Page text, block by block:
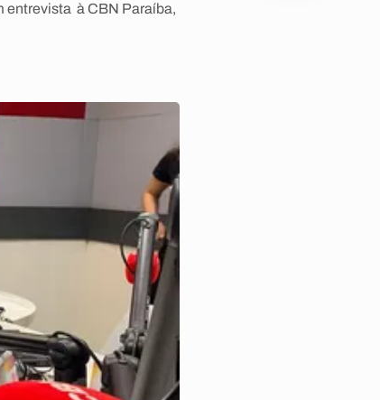
entrevista à CBN Paraíba,